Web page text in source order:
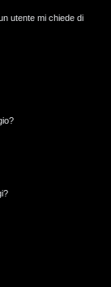
utente mi chiede di